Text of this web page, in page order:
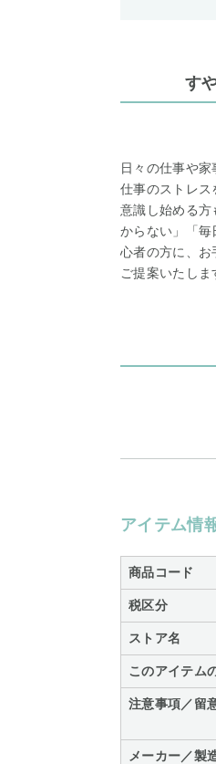
す
日々の仕事や家
仕事のストレス
意識し始める方
からない」「毎
心者の方に、お
ご提案いたしま
アイテム情
商品コード
税区分
ストア名
このアイテム
注意事項／留
メーカー／製